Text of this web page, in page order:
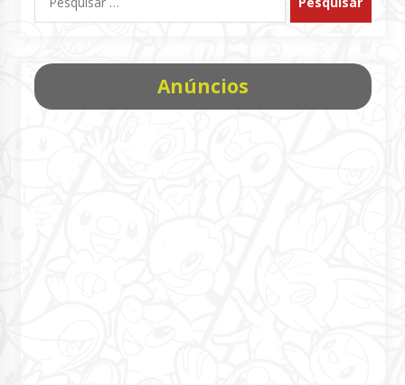
por:
Anúncios